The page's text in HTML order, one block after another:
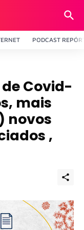
PODCAST
Covid-
mais
novos
,